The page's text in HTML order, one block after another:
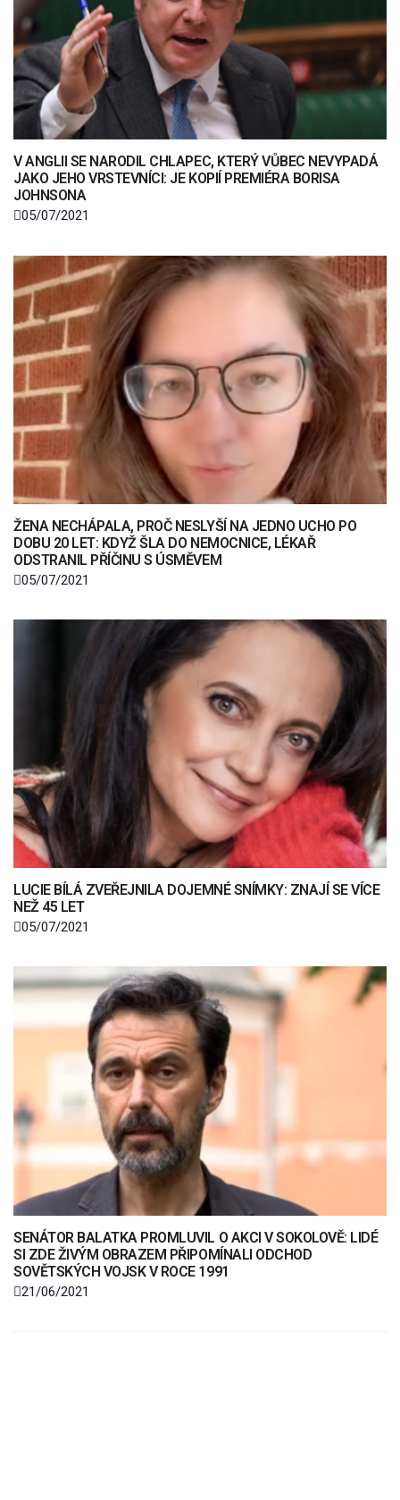
V ANGLII SE NARODIL CHLAPEC, KTERÝ VŮBEC NEVYPADÁ
JAKO JEHO VRSTEVNÍCI: JE KOPIÍ PREMIÉRA BORISA
JOHNSONA
05/07/2021
ŽENA NECHÁPALA, PROČ NESLYŠÍ NA JEDNO UCHO PO
DOBU 20 LET: KDYŽ ŠLA DO NEMOCNICE, LÉKAŘ
ODSTRANIL PŘÍČINU S ÚSMĚVEM
05/07/2021
LUCIE BÍLÁ ZVEŘEJNILA DOJEMNÉ SNÍMKY: ZNAJÍ SE VÍCE
NEŽ 45 LET
05/07/2021
SENÁTOR BALATKA PROMLUVIL O AKCI V SOKOLOVĚ: LIDÉ
SI ZDE ŽIVÝM OBRAZEM PŘIPOMÍNALI ODCHOD
SOVĚTSKÝCH VOJSK V ROCE 1991
21/06/2021